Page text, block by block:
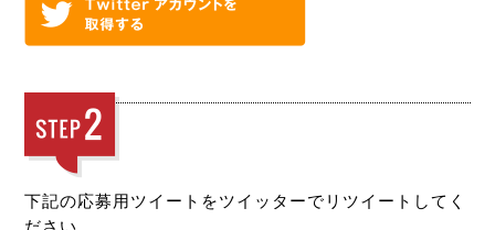
下記の応募用ツイートをツイッターでリツイートしてく